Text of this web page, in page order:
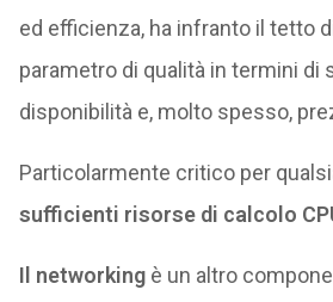
ed efficienza, ha infranto il tetto
parametro di qualità in termini di
disponibilità e, molto spesso,
Particolarmente critico per
sufficienti risorse di calcolo
Il networkingè un altro